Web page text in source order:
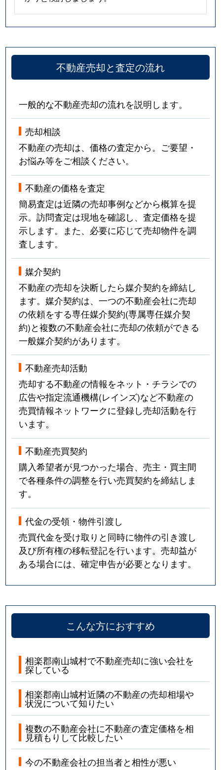
不動産売却と査定の流れ
一般的な不動産売却の流れを説明します。
売却相談
不動産の売却は、価格の査定から。ご要望・
お悩み等をご相談ください。
不動産の価格を査定
簡易査定は近隣の売却事例などから概算を提
示。訪問査定は現地を確認し、査定価格を提
示します。また、必要に応じて売却物件を調
査します。
媒介契約
不動産の売却を決断したら媒介契約を締結し
ます。媒介契約は、一つの不動産会社に売却
の依頼をする専任媒介契約(専属専任媒介契
約)と複数の不動産会社に売却の依頼ができる
一般媒介契約があります。
不動産売却活動
売却する不動産の情報をネット・チラシでの
広告や指定流通機構(レインズ)など不動産の
売買情報ネットワークに登録し売却活動を行
います。
不動産売買契約
購入希望者が見つかった場合、売主・買主間
で各種条件の調整を行い売買契約を締結しま
す。
代金の受領・物件引渡し
売買代金を受け取りと同時に物件の引き渡し
及び所有権の移転登記を行います。売却益が
ある場合には、確定申告が必要となります。
こんな方におすすめ
相楽郡南山城村で不動産売却に強い会社を
探している
相楽郡南山城村近隣の不動産の売却相場や
状況について知りたい
複数の不動産会社に不動産の査定価格を相
見積もりして比較したい
今の不動産会社の担当者と相性が悪い